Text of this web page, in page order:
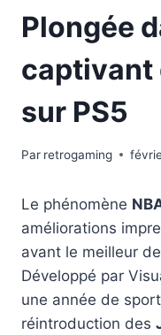
Plongée
captivant
sur PS5
Par retrogaming
Le phénomène
améliorations
avant le meilleur
Développé par
une année de
réintroduction des